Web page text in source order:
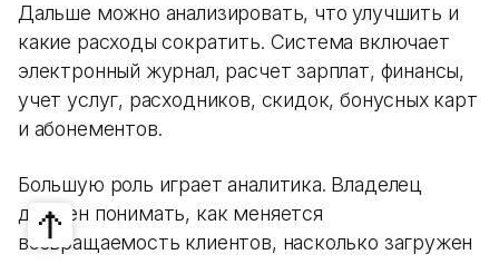
Дальше можно анализировать, что улучшить и
какие расходы сократить. Система включает
электронный журнал, расчет зарплат, финансы,
учет услуг, расходников, скидок, бонусных карт
и абонементов.
Большую роль играет аналитика. Владелец
должен понимать, как меняется
возвращаемость клиентов, насколько загружен